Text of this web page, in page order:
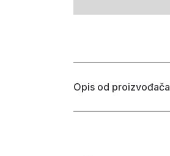
Opis od proizvođača